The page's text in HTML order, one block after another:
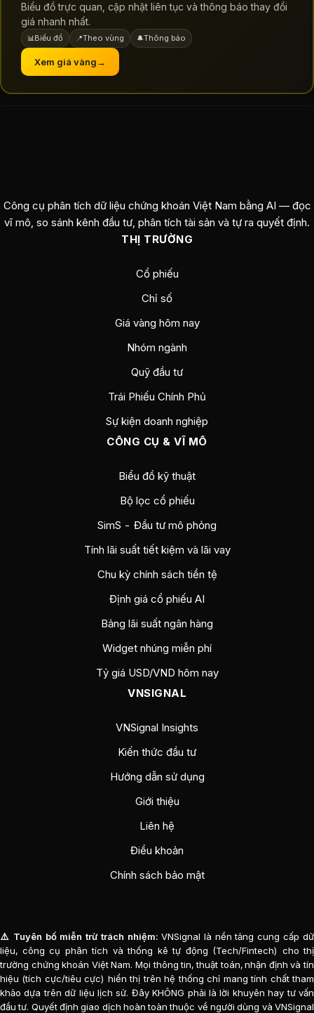
Biểu đồ trực quan, cập nhật liên tục và thông báo thay đổi
giá nhanh nhất.
📊 Biểu đồ 📍Theo vùng 🔔Thông báo
Xem giá vàng→
Công cụ phân tích dữ liệu chứng khoán Việt Nam bằng AI — đọc
vĩ mô, so sánh kênh đầu tư, phân tích tài sản và tự ra quyết định.
THỊ TRƯỜNG
Cổ phiếu
Chỉ số
Giá vàng hôm nay
Nhóm ngành
Quỹ đầu tư
Trái Phiếu Chính Phủ
Sự kiện doanh nghiệp
CÔNG CỤ & VĨ MÔ
Biểu đồ kỹ thuật
Bộ lọc cổ phiếu
SimS - Đầu tư mô phỏng
Tính lãi suất tiết kiệm và lãi vay
Chu kỳ chính sách tiền tệ
Định giá cổ phiếu AI
Bảng lãi suất ngân hàng
Widget nhúng miễn phí
Tỷ giá USD/VND hôm nay
VNSIGNAL
VNSignal Insights
Kiến thức đầu tư
Hướng dẫn sử dụng
Giới thiệu
Liên hệ
Điều khoản
Chính sách bảo mật
⚠️ Tuyên bố miễn trừ trách nhiệm: VNSignal là nền tảng cung cấp dữ
liệu, công cụ phân tích và thống kê tự động (Tech/Fintech) cho thị
trường chứng khoán Việt Nam. Mọi thông tin, thuật toán, nhận định và tín
hiệu (tích cực/tiêu cực) hiển thị trên hệ thống chỉ mang tính chất tham
khảo dựa trên dữ liệu lịch sử. Đây KHÔNG phải là lời khuyên hay tư vấn
đầu tư. Quyết định giao dịch hoàn toàn thuộc về người dùng và VNSignal